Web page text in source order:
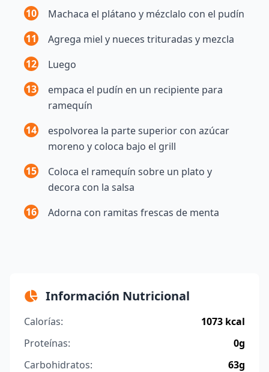
10
Machaca el plátano y mézclalo con el pudín
11
Agrega miel y nueces trituradas y mezcla
12
Luego
13
empaca el pudín en un recipiente para
ramequín
14
espolvorea la parte superior con azúcar
moreno y coloca bajo el grill
15
Coloca el ramequín sobre un plato y
decora con la salsa
16
Adorna con ramitas frescas de menta
Información Nutricional
Calorías:
1073 kcal
Proteínas:
0g
Carbohidratos:
63g